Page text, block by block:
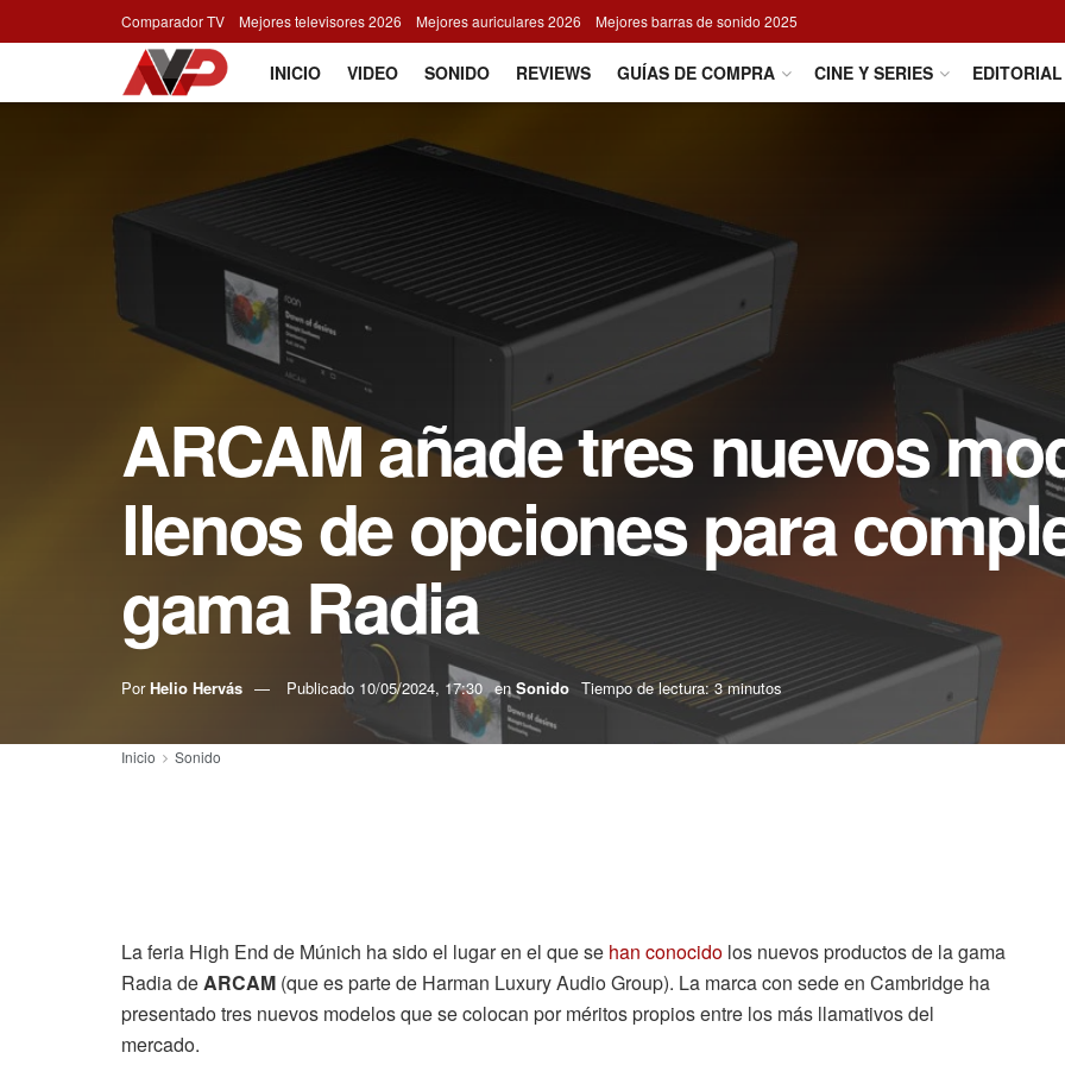
Comparador TV Mejores televisores 2026 Mejores auriculares 2026 Mejores barras de sonido 2025
INICIO VIDEO SONIDO REVIEWS GUÍAS DE COMPRA CINE Y SERIES EDITORIAL
ARCAM añade tres nuevos
llenos de opciones para
gama Radia
Por Helio Hervás Publicado 10/05/2024, 17:30 en Sonido Tiempo de lectura: 3 minutos
Inicio Sonido
La feria High End de Múnich ha sido el lugar en el que se han conocido los nuevos productos de la gama
Radia deARCAM (que es parte de Harman Luxury Audio Group). La marca con sede en Cambridge ha
presentado tres nuevos modelos que se colocan por méritos propios entre los más llamativos del
mercado.